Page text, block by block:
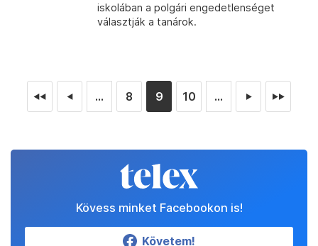
iskolában a polgári engedetlenséget
választják a tanárok.
◄◄ ◄ ... 8 9 10 ... ► ►►
Kövess minket Facebookon is!
Követem!